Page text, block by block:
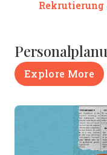
Explore More